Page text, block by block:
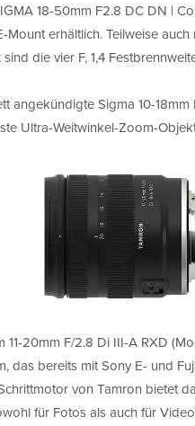
18-50mm F2.8 DC DN |
erhältlich. Teilweise
die vier F, 1,4
angekündigte Sigma 10-
Ultra-Weitwinkel-Zoom-
20mm F/2.8 Di III-A RXD
das bereits mit Sony E- und
von Tamron bietet
für Fotos als auch für